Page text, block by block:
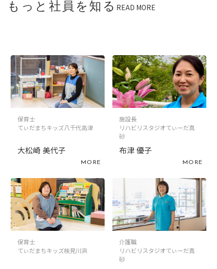
もっと社員を知る READ MORE
保育士
てぃだまちキッズ八千代高津
大松崎 美代子
MORE
施設長
リハビリスタジオてぃーだ真
砂
布津 優子
MORE
保育士
てぃだまちキッズ検見川浜
介護職
リハビリスタジオてぃーだ真
砂